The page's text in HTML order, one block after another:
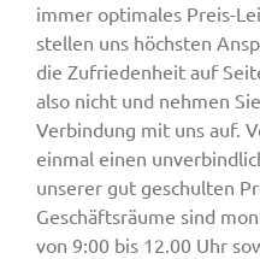
immer optimales Preis-
stellen uns höchsten
die Zufriedenheit auf
also nicht und nehmen
Verbindung mit uns auf.
einmal einen
unserer gut geschulten
Geschäftsräume sind
von 9:00 bis 12.00 Uhr